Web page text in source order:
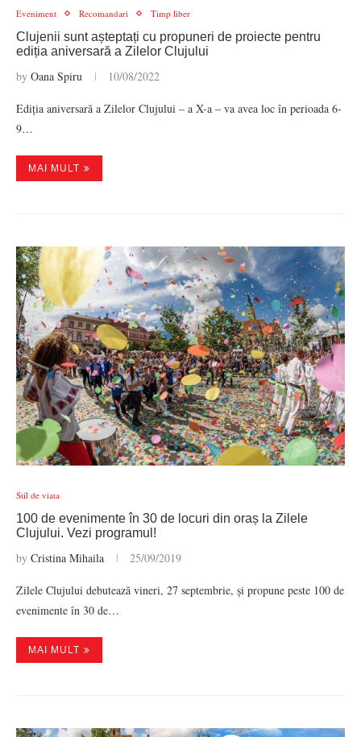
Eveniment Recomandari Timp liber
Clujenii sunt așteptați cu propuneri de proiecte pentru
ediția aniversară a Zilelor Clujului
by Oana Spiru 10/08/2022
Ediția aniversară a Zilelor Clujului – a X-a – va avea loc în perioada 6-
9…
MAI MULT
Stil de viata
100 de evenimente în 30 de locuri din oraș la Zilele
Clujului. Vezi programul!
by Cristina Mihaila 25/09/2019
Zilele Clujului debutează vineri, 27 septembrie, și propune peste 100 de
evenimente în 30 de…
MAI MULT